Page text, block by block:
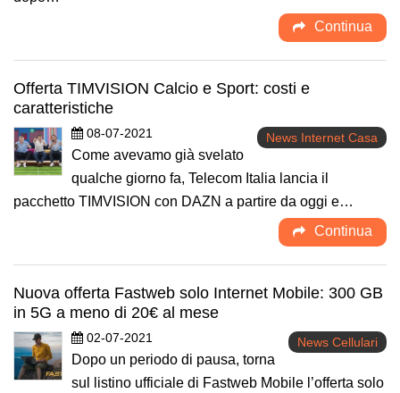
Continua
Offerta TIMVISION Calcio e Sport: costi e
caratteristiche
08-07-2021 News Internet Casa
Come avevamo già svelato
qualche giorno fa, Telecom Italia lancia il
pacchetto TIMVISION con DAZN a partire da oggi e…
Continua
Nuova offerta Fastweb solo Internet Mobile: 300 GB
in 5G a meno di 20€ al mese
02-07-2021 News Cellulari
Dopo un periodo di pausa, torna
sul listino ufficiale di Fastweb Mobile l’offerta solo